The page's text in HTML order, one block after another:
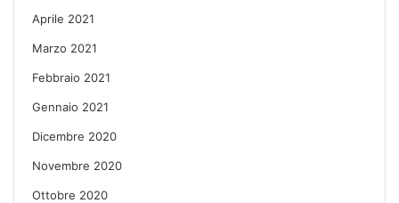
Aprile 2021
Marzo 2021
Febbraio 2021
Gennaio 2021
Dicembre 2020
Novembre 2020
Ottobre 2020